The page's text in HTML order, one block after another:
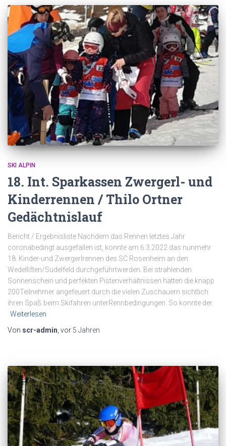
SKI ALPIN
18. Int. Sparkassen Zwergerl- und
Kinderrennen / Thilo Ortner
Gedächtnislauf
Bericht / Ergebnisliste Nachdem das Rennen letztes Jahr
coronabedingt ausgefallen ist, konnte am 6.3.2022 das nunmehr
18. Kinder-und Zwergerlrennen des SC Rosenheim an den
Wedelliften/Sudelfeld durchgeführtwerden. Bei strahlenden
Sonnenschein und perfekten Pistenverhältnissen hatten die knapp
200Teilnehmer angefeuert durch die vielen Zuschauern sichtlich
ihren Spaß beim Skifahren unterRennbedingungen. So konnte der
Weiterlesen
Von scr-admin , vor 5 Jahren